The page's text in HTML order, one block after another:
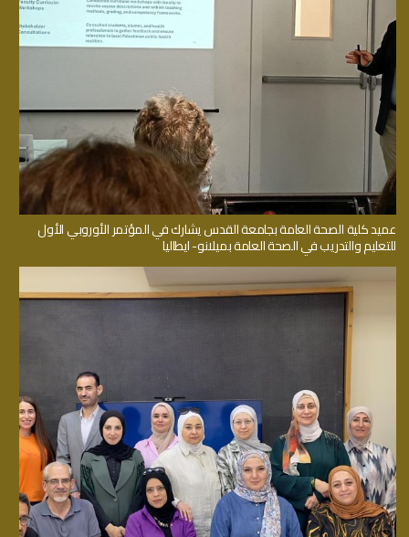
عميد كلية الصحة العامة بجامعة القدس يشارك في المؤتمر الأوروبي الأول
للتعليم والتدريب في الصحة العامة بميلانو- ايطاليا